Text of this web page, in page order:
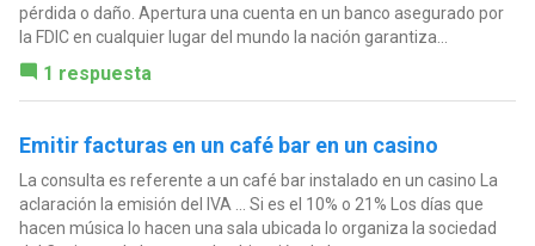
pérdida o daño. Apertura una cuenta en un banco asegurado por
la FDIC en cualquier lugar del mundo la nación garantiza...
1 respuesta
Emitir facturas en un café bar en un casino
La consulta es referente a un café bar instalado en un casino La
aclaración la emisión del IVA ... Si es el 10% o 21% Los días que
hacen música lo hacen una sala ubicada lo organiza la sociedad